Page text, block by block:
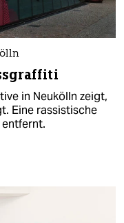
in Neukölln zeigt,
Eine rassistische